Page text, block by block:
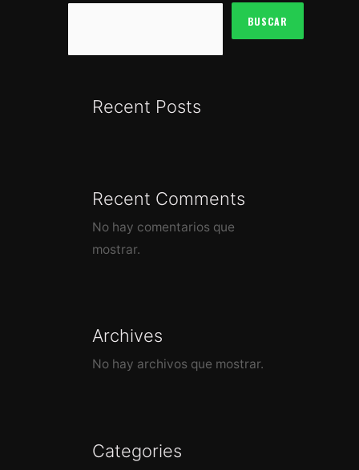
BUSCAR
Recent Posts
Recent Comments
No hay comentarios que
mostrar.
Archives
No hay archivos que mostrar.
Categories